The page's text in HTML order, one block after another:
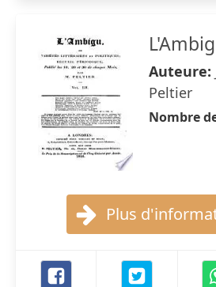
Auteure:
Peltier
Nombre
Plus